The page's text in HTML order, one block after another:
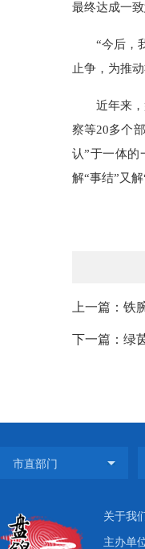
最终达成一
“今后，
止争，为推
近年来
察等20多个
认”于一体的
解“事结”又
上一篇：铁
下一篇：绿
关于我
主办单